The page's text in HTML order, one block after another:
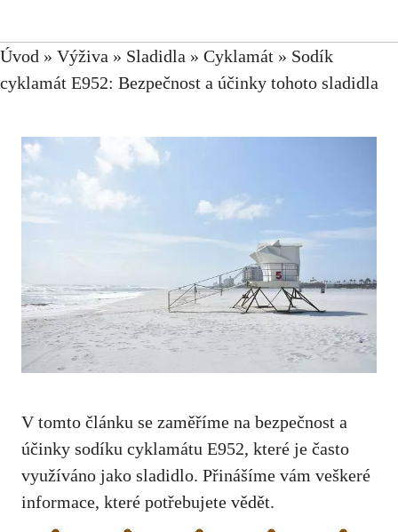
Úvod » Výživa » Sladidla » Cyklamát » Sodík
cyklamát E952: Bezpečnost a účinky tohoto sladidla
V tomto článku se zaměříme na bezpečnost a
účinky sodíku cyklamátu E952, které je často
využíváno jako sladidlo. Přinášíme vám veškeré
informace, které potřebujete vědět.